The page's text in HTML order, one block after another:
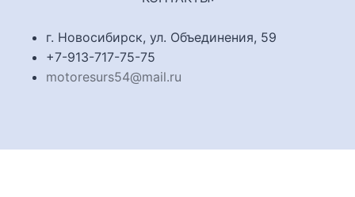
г. Новосибирск, ул. Объединения, 59
+7-913-717-75-75
motoresurs54@mail.ru